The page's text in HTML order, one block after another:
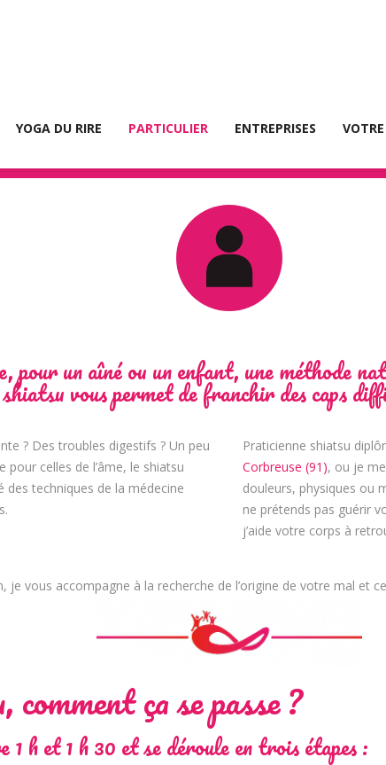
YOGA DU RIRE PARTICULIER ENTREPRISES
Le shiatsu, l’allié de votre
pour un aîné ou un enfant, une méthode
vous permet de franchir des caps
? Des troubles digestifs ? Un peu
celles de l’âme, le shiatsu
techniques de la médecine
Praticienne shiatsu
Corbreuse (91), ou je
douleurs, physiques ou
ne prétends pas guérir
j’aide votre corps à
je vous accompagne à la recherche de l’origine de votre mal et
ça se passe ?
h et 1 h 30 et se déroule en trois étapes :